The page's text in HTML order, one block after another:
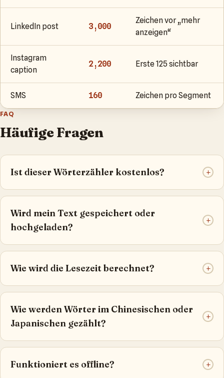
LinkedIn post 3,000
Zeichen vor „mehr
anzeigen“
Instagram
caption
2,200 Erste 125 sichtbar
SMS 160 Zeichen pro Segment
FAQ
Häufige Fragen
Ist dieser Wörterzähler kostenlos? +
Wird mein Text gespeichert oder
hochgeladen?
+
Wie wird die Lesezeit berechnet? +
Wie werden Wörter im Chinesischen oder
Japanischen gezählt?
+
Funktioniert es offline? +